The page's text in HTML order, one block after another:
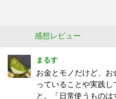
感想レビュー
まるす
お金とモノだけど、
っていることや実践
と。「日常使うもの